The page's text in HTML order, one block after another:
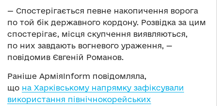
— Спостерігається певне накопичення ворога
по той бік державного кордону. Розвідка за цим
спостерігає, місця скупчення виявляються,
по них завдають вогневого ураження, —
повідомив Євгеній Романов.
Раніше АрміяInform повідомляла,
що на Харківському напрямку зафіксували
використання північнокорейських